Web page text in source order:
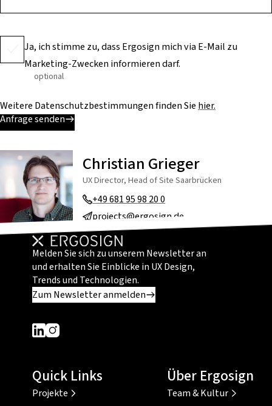
Ja, ich stimme zu, dass Ergosign mich via E-Mail zu
Marketing-Zwecken informieren darf.
optional
Weitere Datenschutzbestimmungen finden Sie hier.
Anfrage senden
Christian Grieger
UX Director, Head of Site Saarbrücken
+49 681 95 98 20 0
projects@ergosign.de
Melden Sie sich zu unserem Newsletter an
und erhalten Sie Einblicke in UX Design,
Trends und Technologien.
Zum Newsletter anmelden
Dieser Link führt zu einer externen Seite
Dieser Link führt zu einer externen Seite
Quick Links
Projekte
Über Ergosign
Team & Kultur